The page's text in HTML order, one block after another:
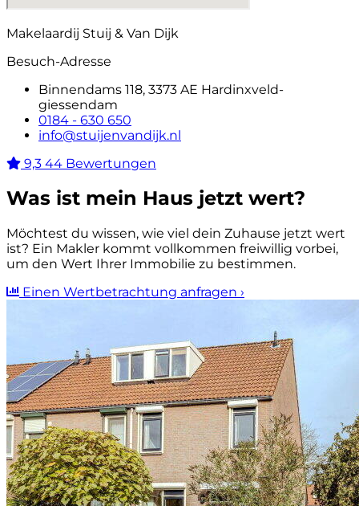
Makelaardij Stuij & Van Dijk
Besuch-Adresse
Binnendams 118, 3373 AE Hardinxveld-
giessendam
0184 - 630 650
info@stuijenvandijk.nl
9,3 44 Bewertungen
Was ist mein Haus jetzt wert?
Möchtest du wissen, wie viel dein Zuhause jetzt wert
ist? Ein Makler kommt vollkommen freiwillig vorbei,
um den Wert Ihrer Immobilie zu bestimmen.
Einen Wertbetrachtung anfragen ›